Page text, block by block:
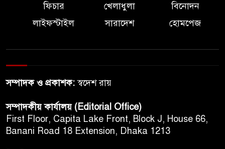
ফিচার খেলাধুলা
বিনোদন
লাইফস্টাইল
সারাদেশ হোমপেজ
সম্পাদক ও প্রকাশক:স্বদেশ রায়
সম্পাদকীয় কার্যালয় (Editorial Office)
First Floor, Capita Lake Front, Block J, House 66,
Banani Road 18 Extension, Dhaka 1213